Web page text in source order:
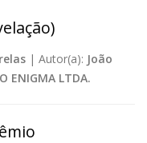
| Autor(a): João
ENIGMA LTDA.